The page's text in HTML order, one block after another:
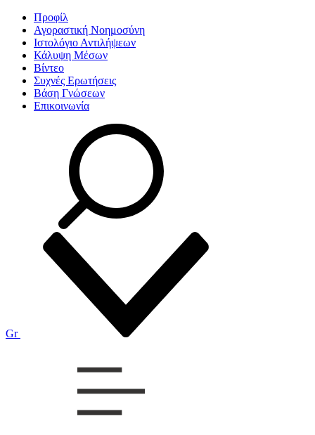
Προφίλ
Αγοραστική Νοημοσύνη
Ιστολόγιο Αντιλήψεων
Κάλυψη Μέσων
Βίντεο
Συχνές Ερωτήσεις
Βάση Γνώσεων
Επικοινωνία
Gr